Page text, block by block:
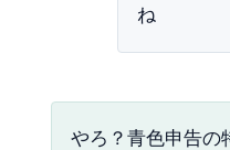
ね
やろ？青色申告の